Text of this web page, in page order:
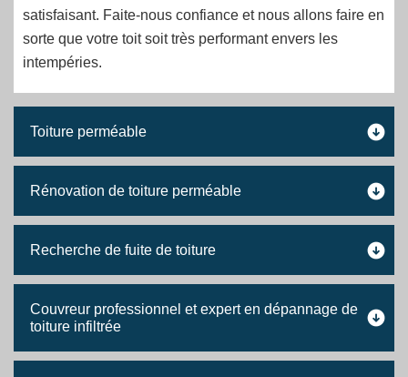
satisfaisant. Faite-nous confiance et nous allons faire en
sorte que votre toit soit très performant envers les
intempéries.
Toiture perméable
Rénovation de toiture perméable
Recherche de fuite de toiture
Couvreur professionnel et expert en dépannage de
toiture infiltrée